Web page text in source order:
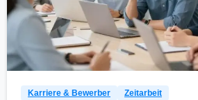
Karriere & Bewerber Zeitarbeit